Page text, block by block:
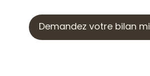
Demandez votre bilan